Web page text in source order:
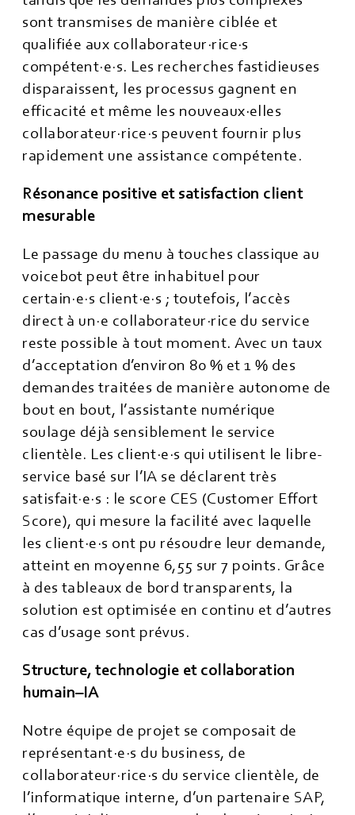
sont transmises de manière ciblée et
qualifiée aux collaborateur·rice·s
compétent·e·s. Les recherches fastidieuses
disparaissent, les processus gagnent en
efficacité et même les nouveaux·elles
collaborateur·rice·s peuvent fournir plus
rapidement une assistance compétente.
Résonance positive et satisfaction client
mesurable
Le passage du menu à touches classique au
voicebot peut être inhabituel pour
certain·e·s client·e·s ; toutefois, l’accès
direct à un·e collaborateur·rice du service
reste possible à tout moment. Avec un taux
d’acceptation d’environ 80 % et 1 % des
demandes traitées de manière autonome de
bout en bout, l’assistante numérique
soulage déjà sensiblement le service
clientèle. Les client·e·s qui utilisent le libre-
service basé sur l’IA se déclarent très
satisfait·e·s : le score CES (Customer Effort
Score), qui mesure la facilité avec laquelle
les client·e·s ont pu résoudre leur demande,
atteint en moyenne 6,55 sur 7 points. Grâce
à des tableaux de bord transparents, la
solution est optimisée en continu et d’autres
cas d’usage sont prévus.
Structure, technologie et collaboration
humain–IA
Notre équipe de projet se composait de
représentant·e·s du business, de
collaborateur·rice·s du service clientèle, de
l’informatique interne, d’un partenaire SAP,